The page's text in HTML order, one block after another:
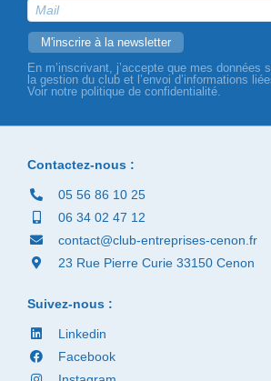
En m’inscrivant, j’accepte que mes données
la gestion du club et l’envoi d’informations
Voir notre politique de confidentialité.
Contactez-nous :
05 56 86 10 25
06 34 02 47 12
contact@club-entreprises-cenon.fr
23 Rue Pierre Curie 33150 Cenon
Suivez-nous :
Linkedin
Facebook